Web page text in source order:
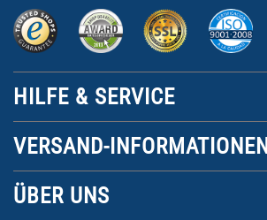
HILFE & SERVICE
VERSAND-INFORMATIONEN
ÜBER UNS